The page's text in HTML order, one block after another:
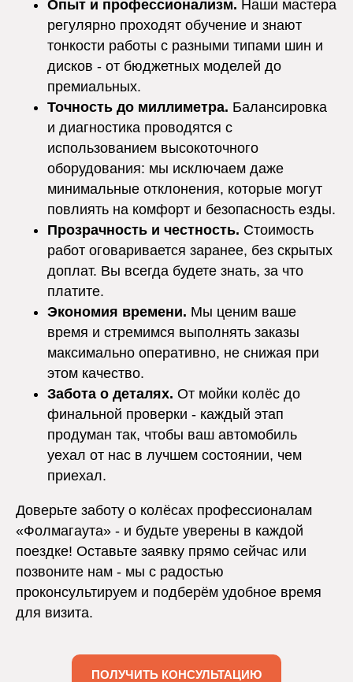
Опыт и профессионализм. Наши мастера
регулярно проходят обучение и знают
тонкости работы с разными типами шин и
дисков - от бюджетных моделей до
премиальных.
Точность до миллиметра. Балансировка
и диагностика проводятся с
использованием высокоточного
оборудования: мы исключаем даже
минимальные отклонения, которые могут
повлиять на комфорт и безопасность езды.
Прозрачность и честность. Стоимость
работ оговаривается заранее, без скрытых
доплат. Вы всегда будете знать, за что
платите.
Экономия времени. Мы ценим ваше
время и стремимся выполнять заказы
максимально оперативно, не снижая при
этом качество.
Забота о деталях. От мойки колёс до
финальной проверки - каждый этап
продуман так, чтобы ваш автомобиль
уехал от нас в лучшем состоянии, чем
приехал.
Доверьте заботу о колёсах профессионалам
«Фолмагаута» - и будьте уверены в каждой
поездке! Оставьте заявку прямо сейчас или
позвоните нам - мы с радостью
проконсультируем и подберём удобное время
для визита.
ПОЛУЧИТЬ КОНСУЛЬТАЦИЮ